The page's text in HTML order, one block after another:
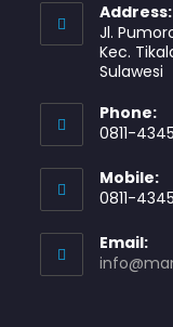
Address:
Jl.
Kec.
Sulawesi
Phone:
0811-
Mobile:
0811-
Email: